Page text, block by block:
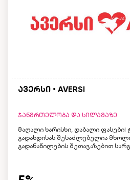
ავერსი • AVERSI
ჯანმრთელობა და სილამაზე
მაღალი ხარისხი, დაბალი
გადახდისას შესაძლებელია
გადანაწილების შეთავაზებით